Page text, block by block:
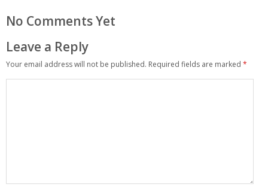
No Comments Yet
Leave a Reply
Your email address will not be published. Required fields are marked *